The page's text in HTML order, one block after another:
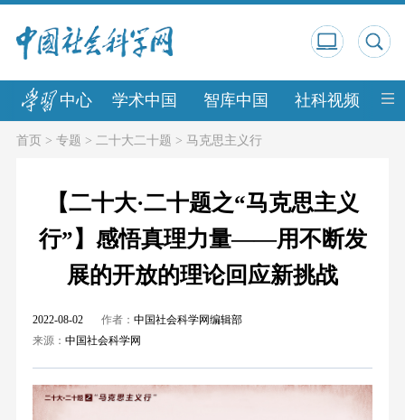
中心 学术中国 智库中国 社科视频 中
首页> 专题 > 二十大二十题 > 马克思主义行
【二十大·二十题之“马克思主义
行”】感悟真理力量——用不断发
展的开放的理论回应新挑战
2022-08-02 作者： 中国社会科学网编辑部
来源： 中国社会科学网